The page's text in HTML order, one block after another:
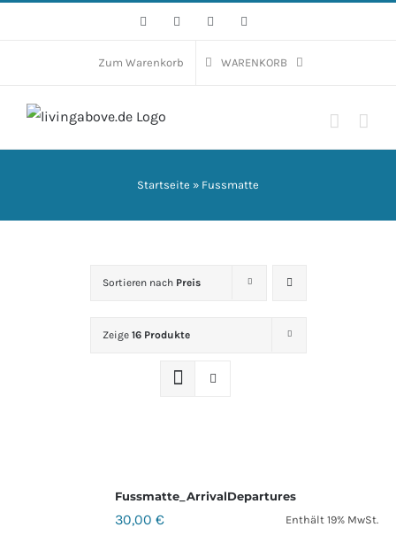
FacebookInstagramWhatsApp
Zum Warenkorb WARENKORB
Startseite » Fussmatte
Sortieren nach Preis
Zeige 16 Produkte
Fussmatte_ArrivalDepartures
30,00€
Enthält 19% MwSt.